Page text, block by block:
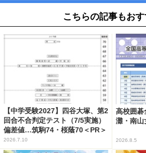
こちらの記事もお
【中学受験2027】四谷大塚、第2
回合不合判定テスト（7/5実施）
偏差値…筑駒74・桜蔭70＜PR＞
2026.7.10
高校囲碁
灘・南山
2026.8.5